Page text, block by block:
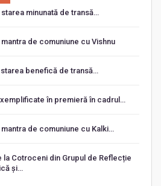
minunată de transă…
de comuniune cu Vishnu
benefică de transă…
în premieră în cadrul…
de comuniune cu Kalki…
la Cotroceni din Grupul de Reflecție
și…